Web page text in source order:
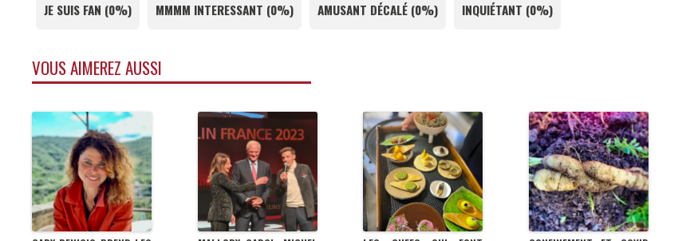
JE SUIS FAN (0%) MMMM INTERESSANT (0%) AMUSANT DÉCALÉ (0%) INQUIÉTANT (0%)
VOUS AIMEREZ AUSSI